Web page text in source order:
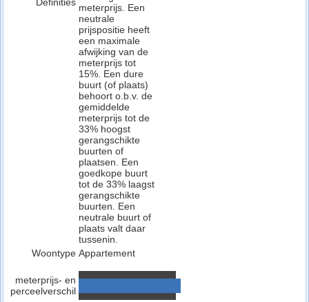
meterprijs. Een
neutrale
prijspositie heeft
een maximale
afwijking van de
meterprijs tot
15%. Een dure
buurt (of plaats)
behoort o.b.v. de
gemiddelde
meterprijs tot de
33% hoogst
gerangschikte
buurten of
plaatsen. Een
goedkope buurt
tot de 33% laagst
gerangschikte
buurten. Een
neutrale buurt of
plaats valt daar
tussenin.
Woontype Appartement
meterprijs- en
perceelverschil